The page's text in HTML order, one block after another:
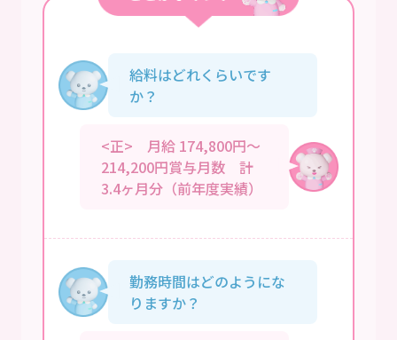
給料はどれくらいです
か？
<正> 月給 174,800円～
214,200円賞与月数 計
3.4ヶ月分（前年度実績）
勤務時間はどのようにな
りますか？